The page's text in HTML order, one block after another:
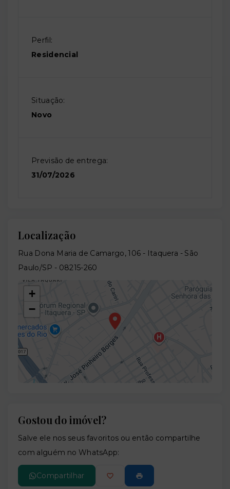
Perfil:
Residencial
Situação:
Novo
Previsão de entrega:
31/07/2026
Localização
Rua Dona Maria de Camargo, 106 - Itaquera - São
Paulo/SP - 08215-260
+
−
Gostou do imóvel?
Salve ele nos seus favoritos ou então compartilhe
com alguém no WhatsApp:
Compartilhar